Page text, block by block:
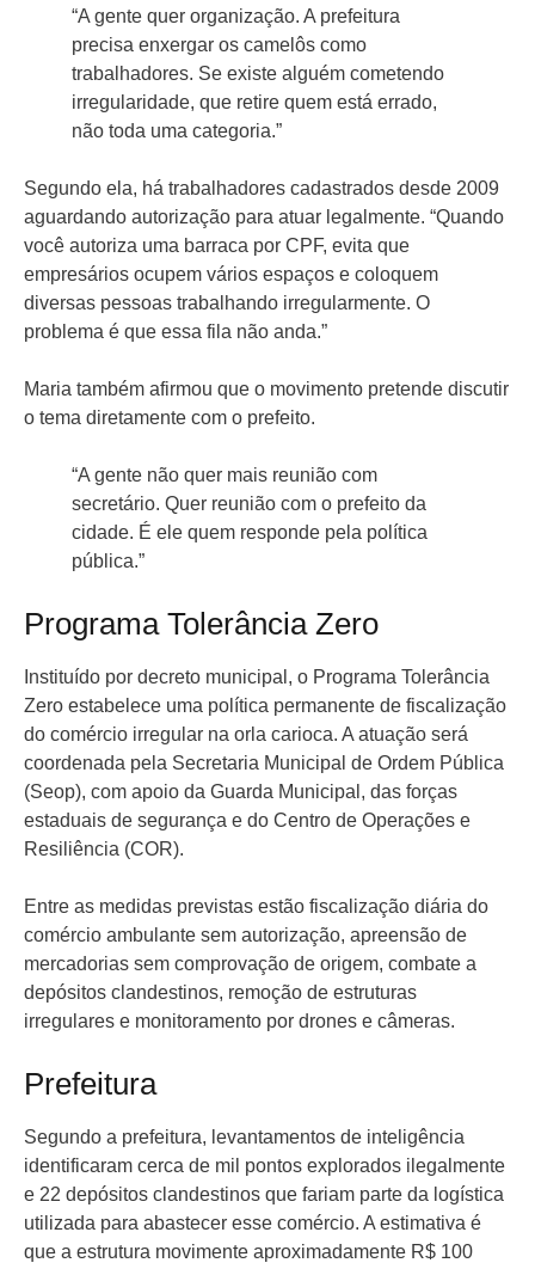
“A gente quer organização. A prefeitura
precisa enxergar os camelôs como
trabalhadores. Se existe alguém cometendo
irregularidade, que retire quem está errado,
não toda uma categoria.”
Segundo ela, há trabalhadores cadastrados desde 2009
aguardando autorização para atuar legalmente. “Quando
você autoriza uma barraca por CPF, evita que
empresários ocupem vários espaços e coloquem
diversas pessoas trabalhando irregularmente. O
problema é que essa fila não anda.”
Maria também afirmou que o movimento pretende discutir
o tema diretamente com o prefeito.
“A gente não quer mais reunião com
secretário. Quer reunião com o prefeito da
cidade. É ele quem responde pela política
pública.”
Programa Tolerância Zero
Instituído por decreto municipal, o Programa Tolerância
Zero estabelece uma política permanente de fiscalização
do comércio irregular na orla carioca. A atuação será
coordenada pela Secretaria Municipal de Ordem Pública
(Seop), com apoio da Guarda Municipal, das forças
estaduais de segurança e do Centro de Operações e
Resiliência (COR).
Entre as medidas previstas estão fiscalização diária do
comércio ambulante sem autorização, apreensão de
mercadorias sem comprovação de origem, combate a
depósitos clandestinos, remoção de estruturas
irregulares e monitoramento por drones e câmeras.
Prefeitura
Segundo a prefeitura, levantamentos de inteligência
identificaram cerca de mil pontos explorados ilegalmente
e 22 depósitos clandestinos que fariam parte da logística
utilizada para abastecer esse comércio. A estimativa é
que a estrutura movimente aproximadamente R$ 100